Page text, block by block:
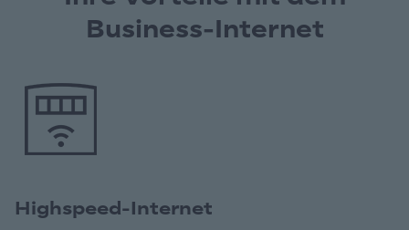
Business-Internet
Highspeed-Internet